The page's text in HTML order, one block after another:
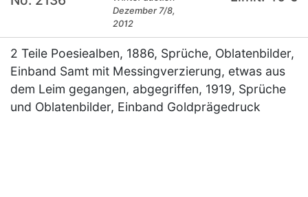
Dezember 7/8,
2012
2 Teile Poesiealben, 1886, Sprüche, Oblatenbilder,
Einband Samt mit Messingverzierung, etwas aus
dem Leim gegangen, abgegriffen, 1919, Sprüche
und Oblatenbilder, Einband Goldprägedruck